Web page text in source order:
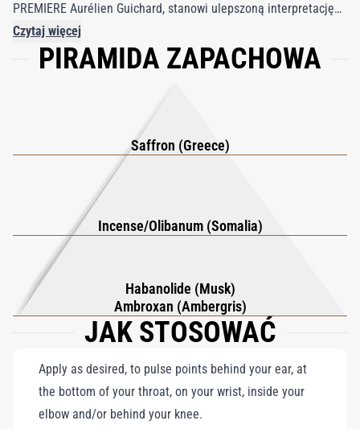
PREMIERE Aurélien Guichard, stanowi ulepszoną interpretację
oryginalnej wody perfumowanej Crystal Saffron,
charakteryzującej się wyższą koncentracją perfum i wzmocnioną
bogactwo, które harmonizuje z żywym blaskiem szafranu.
Wyjątkowa głębia mirry, opisana przez Guicharda jako „świetlisty
czarny kolor”, dodaje pocieszającego, zaokrąglonego ciepła,
które podkreśla blask szafranu. Rezultatem jest intensywnie
jasny i różnorodny zapach, który otacza użytkownika aurą
wyrafinowanej elegancji i zmysłowości. Idealny dla tych, którzy
szukają zapachu, który emanuje zarówno komfortem, jak i
wyrafinowaniem, Crystal Saffron Extrait de Parfum przekształca
wibrującą energię szafranu w niezapomniane przeżycie
Czytaj więcej
PIRAMIDA ZAPACHOWA
Saffron (Greece)
Incense/Olibanum (Somalia)
Habanolide (Musk)
Ambroxan (Ambergris)
JAK STOSOWAĆ
Apply as desired, to pulse points behind your ear, at
the bottom of your throat, on your wrist, inside your
elbow and/or behind your knee.